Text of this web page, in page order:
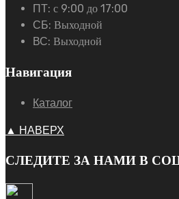
ПТ: с 9:00 до 17:00
СБ: Выходной
ВС: Выходной
Навигация
Каталог
▲ НАВЕРХ
СЛЕДИТЕ ЗА НАМИ В